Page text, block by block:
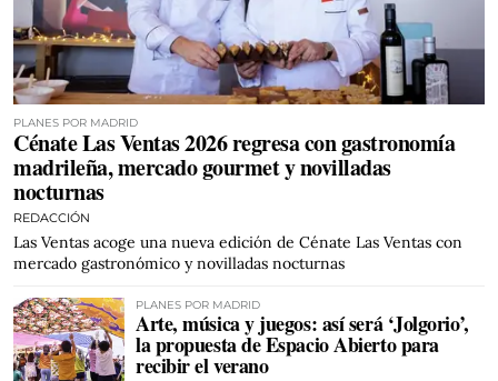
PLANES POR MADRID
Cénate Las Ventas 2026 regresa con gastronomía
madrileña, mercado gourmet y novilladas
nocturnas
REDACCIÓN
Las Ventas acoge una nueva edición de Cénate Las Ventas con
mercado gastronómico y novilladas nocturnas
PLANES POR MADRID
Arte, música y juegos: así será ‘Jolgorio’,
la propuesta de Espacio Abierto para
recibir el verano